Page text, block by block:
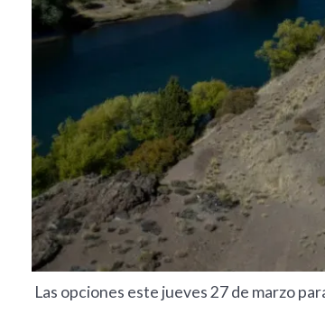
Las opciones este jueves 27 de marzo